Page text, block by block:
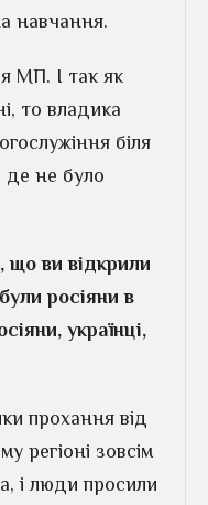
навчання.
МП. І так як
то владика
біля
де не було
що ви відкрили
росіяни в
українці,
прохання від
регіоні зовсім
і люди просили